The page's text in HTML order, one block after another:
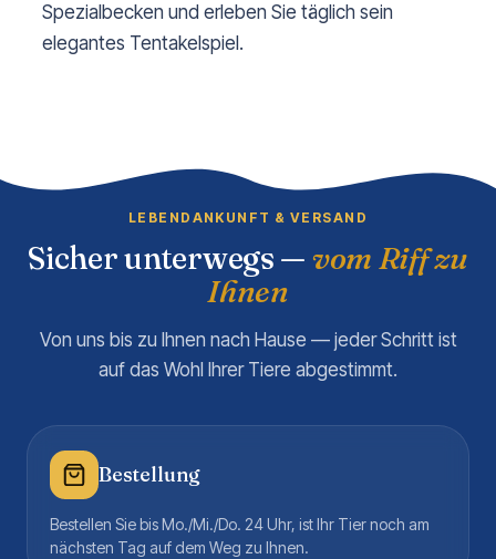
Spezialbecken und erleben Sie täglich sein
elegantes Tentakelspiel.
LEBENDANKUNFT & VERSAND
Sicher unterwegs — vom Riff zu
Ihnen
Von uns bis zu Ihnen nach Hause — jeder Schritt ist
auf das Wohl Ihrer Tiere abgestimmt.
Bestellung
Bestellen Sie bis Mo./Mi./Do. 24 Uhr, ist Ihr Tier noch am
nächsten Tag auf dem Weg zu Ihnen.